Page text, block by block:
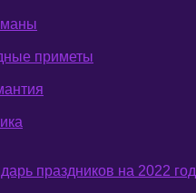
приметы
праздников на 2022 год